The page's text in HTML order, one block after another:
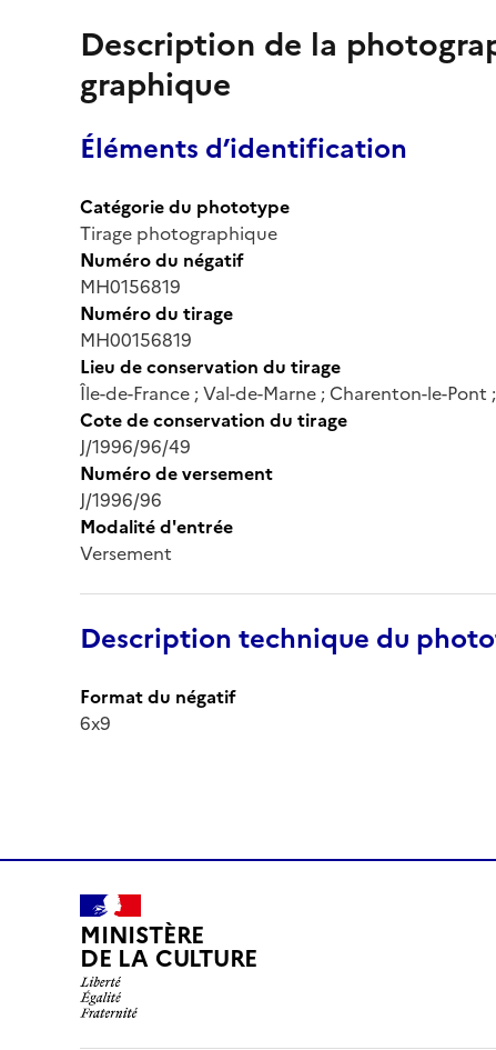
Description de la
graphique
Éléments d’identification
Catégorie du phototype
Tirage photographique
Numéro du négatif
MH0156819
Numéro du tirage
MH00156819
Lieu de conservation du tirage
Île-de-France ; Val-de-Marne ; Charenton-le-
Cote de conservation du tirage
J/1996/96/49
Numéro de versement
J/1996/96
Modalité d'entrée
Versement
Description technique du
Format du négatif
6x9
MINISTÈRE
DE LA CULTURE